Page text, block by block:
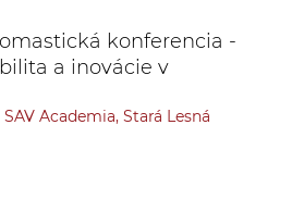
konferencia -
a inovácie v
Academia, Stará Lesná